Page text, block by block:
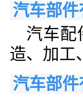
汽车部件
汽车配
造、加工
汽车部件